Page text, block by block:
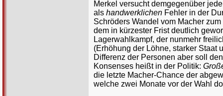
Merkel versucht demgegenüber
als handwerklichen Fehler in der
Schröders Wandel vom Macher
dem in kürzester Frist deutlich
Lagerwahlkampf, der nunmehr
(Erhöhung der Löhne, starker Staat
Differenz der Personen aber soll
Konsenses heißt in der Politik:
die letzte Macher-Chance der
welche zwei Monate vor der Wahl